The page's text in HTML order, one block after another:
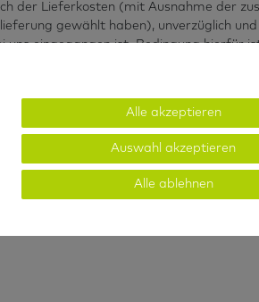
der Lieferkosten (mit Ausnahme der
gewählt haben), unverzüglich
eingegangen ist. Bedingung hierfür
der ursprünglichen Transaktion
Entgelte berechnet.
erbracht haben, dass Sie die Waren
wenn dieser Wertverlust auf einen zur
ist. Sie haben die Waren unverzüglich
BartelsRieger Atemschutztechnik
Alle akzeptieren
Auswahl akzeptieren
Alle ablehnen